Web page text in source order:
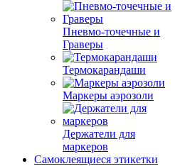
Пневмо-точечные и
Граверы
Термокарандаши
Маркеры аэрозоли
Держатели для
маркеров
Самоклеящиеся этикетки